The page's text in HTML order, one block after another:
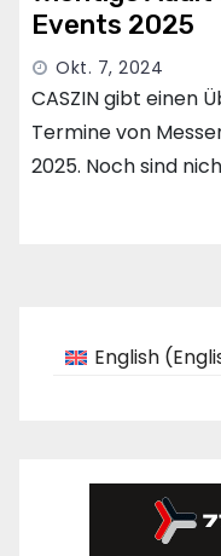
Events 2025
Okt. 7, 2024
CASZIN gibt einen
Termine von
2025. Noch sind
English (